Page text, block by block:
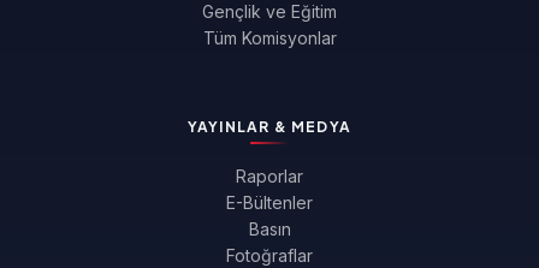
Gençlik ve Eğitim
Tüm Komisyonlar
YAYINLAR & MEDYA
Raporlar
E-Bültenler
Basın
Fotoğraflar